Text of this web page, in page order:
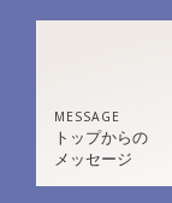
MESSAGE
トップからの
メッセージ